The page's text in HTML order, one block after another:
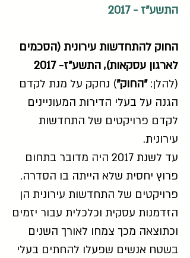
התשע"ז - 2017
החוק להתחדשות עירונית (הסכמים
לארגון עסקאות), התשע"ז- 2017
(להלן:"החוק") נחקק על מנת לקדם
הגנה על בעלי הדירות המעוניינים
לקדם פרויקטים של התחדשות
עירונית.
עד לשנת 2017 היה מדובר בתחום
פרוץ יחסית שלא הייתה בו הסדרה.
פרויקטים של התחדשות עירונית הן
הזדמנות עסקית וכלכלית עבור יזמים
וכתוצאה מכך צמחו לאורך השנים
בשטח אנשים שפעלו להחתים בעלי